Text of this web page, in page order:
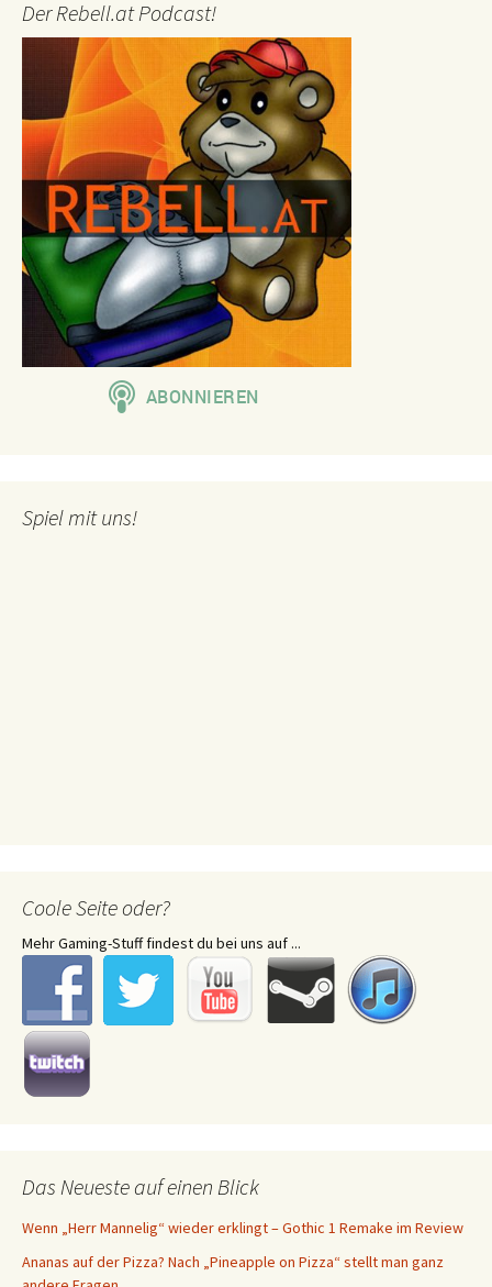
Der Rebell.at Podcast!
Spiel mit uns!
Coole Seite oder?
Mehr Gaming-Stuff findest du bei uns auf ...
Das Neueste auf einen Blick
Wenn „Herr Mannelig“ wieder erklingt – Gothic 1 Remake im Review
Ananas auf der Pizza? Nach „Pineapple on Pizza“ stellt man ganz